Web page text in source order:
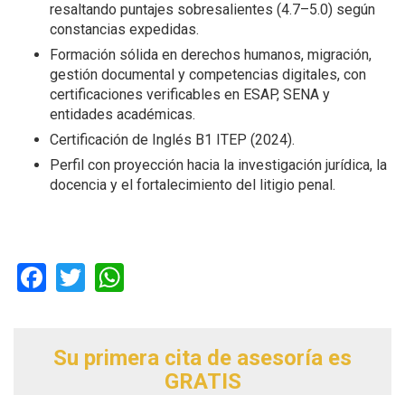
resaltando puntajes sobresalientes (4.7–5.0) según
constancias expedidas.
Formación sólida en derechos humanos, migración,
gestión documental y competencias digitales, con
certificaciones verificables en ESAP, SENA y
entidades académicas.
Certificación de Inglés B1 ITEP (2024).
Perfil con proyección hacia la investigación jurídica, la
docencia y el fortalecimiento del litigio penal.
Facebook
Twitter
Su primera cita de asesoría es
GRATIS